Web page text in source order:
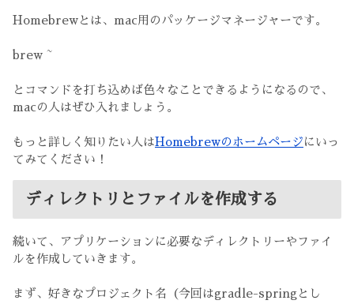
Homebrewとは、mac用のパッケージマネージャーです。
brew ~
とコマンドを打ち込めば色々なことできるようになるので、
macの人はぜひ入れましょう。
もっと詳しく知りたい人は Homebrewのホームページ にいっ
てみてください！
ディレクトリとファイルを作成する
続いて、アプリケーションに必要なディレクトリーやファイ
ルを作成していきます。
まず、好きなプロジェクト名（今回はgradle-springとし